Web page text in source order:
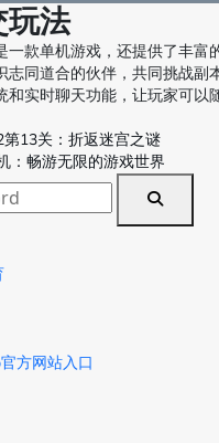
玩法
一款单机游戏，还提供了丰富
同道合的伙伴，共同挑战副
和实时聊天功能，让玩家可以
13关：折返迷宫之谜
：畅游无限的游戏世界
方网站入口